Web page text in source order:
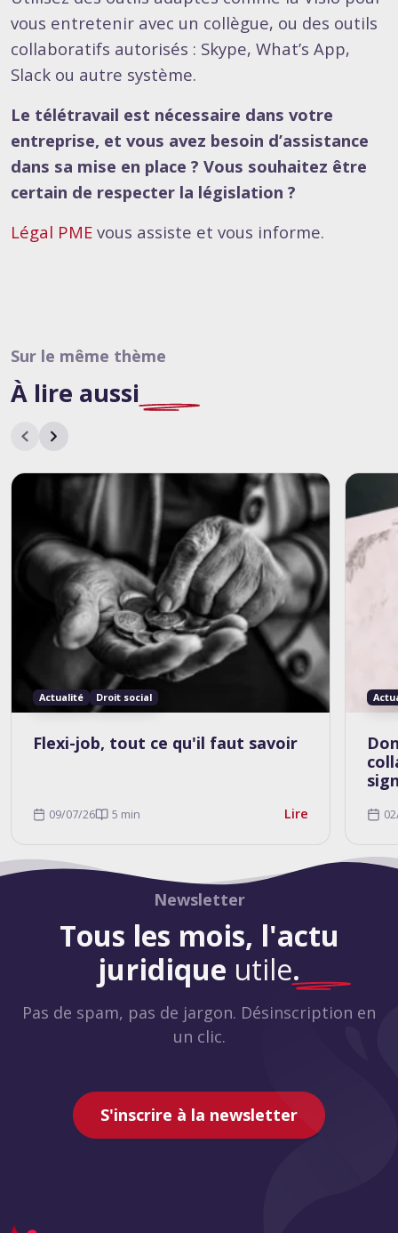
vous entretenir avec un collègue, ou des outils
collaboratifs autorisés : Skype, What’s App,
Slack ou autre système.
Le télétravail est nécessaire dans votre
entreprise, et vous avez besoin d’assistance
dans sa mise en place ? Vous souhaitez être
certain de respecter la législation ?
Légal PME vous assiste et vous informe.
Sur le même thème
À lire aussi
Actualité Droit social
Flexi-job, tout ce qu'il faut savoir
09/07/26 5 min Lire
Newsletter
Tous les mois, l'actu
juridique utile.
Pas de spam, pas de jargon. Désinscription en
un clic.
S'inscrire à la newsletter